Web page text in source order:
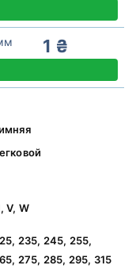
1 ₴
V, W
235, 245, 255,
275, 285, 295, 315